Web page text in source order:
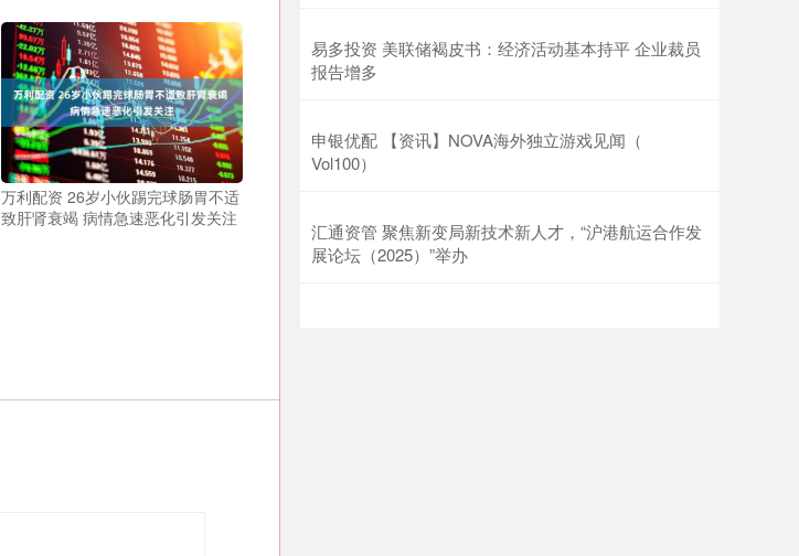
万利配资 26岁小伙踢完球肠胃不适
致肝肾衰竭 病情急速恶化引发关注
易多投资 美联储褐皮书：经济活动基本持平 企业裁员
报告增多
申银优配 【资讯】NOVA海外独立游戏见闻（
Vol100）
汇通资管 聚焦新变局新技术新人才，“沪港航运合作发
展论坛（2025）”举办